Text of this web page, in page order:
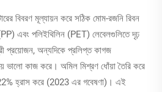
বিবরণ মূল্যায়ন করে সঠিক মোম-রজনি রিবন
এবং পলিইথিলিন (PET) লেবেলগুলিতে দৃঢ়
প্রয়োজন, অন্যদিকে প্রলিপ্ত কাগজ
ভালো কাজ করে। অমিল মিশ্রণ ধোঁয়া তৈরি করে
হ্রাস করে (2023 এর গবেষণা)। এই